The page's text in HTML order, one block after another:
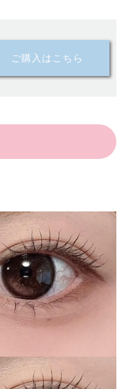
ご購入はこちら